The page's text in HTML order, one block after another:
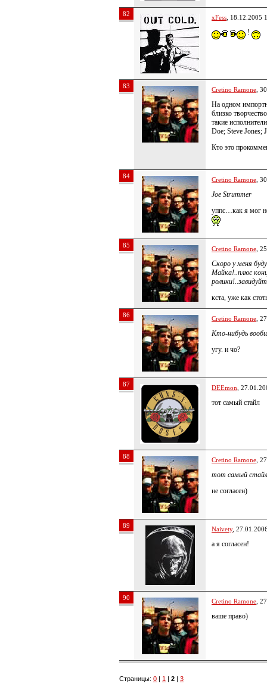
82 xFess , 18.12.2005
!
83 Cretino Ramone ,
На одном
близко
такие
Doe; Steve Jones;
Кто это
84 Cretino Ramone ,
Joe Strummer
уппс…как я мог
85 Cretino Ramone ,
Скоро у меня
Майка!..плюс
кста, уже как
86 Cretino Ramone ,
Кто-нибудь
угу. и чо?
87 DEEmon ,
тот самый стайл
88 Cretino Ramone ,
тот самый стайл
не согласен)
89 Naivety,
а я согласен!
90 Cretino Ramone ,
ваше право)
Страницы: 0 | 1 | 2 | 3